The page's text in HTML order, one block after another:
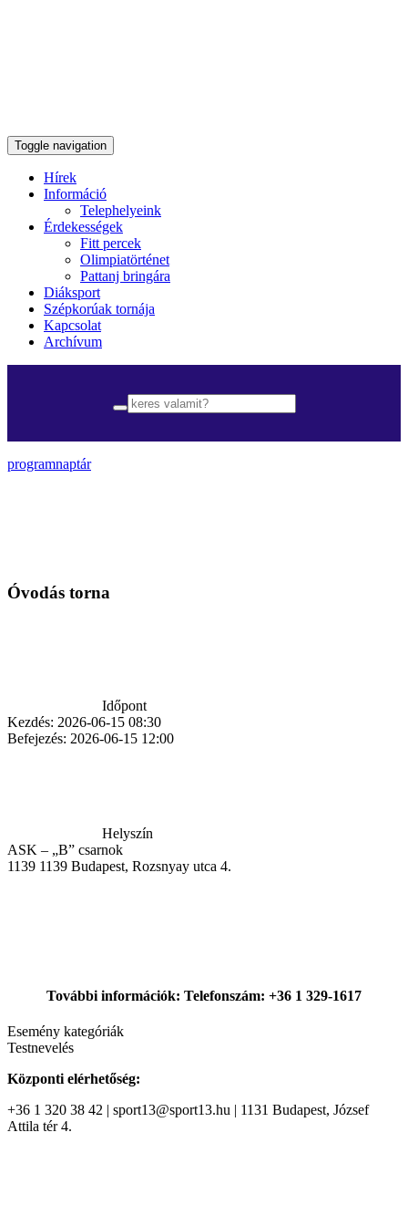
Toggle navigation
Hírek
Információ
Telephelyeink
Érdekességek
Fitt percek
Olimpiatörténet
Pattanj bringára
Diáksport
Szépkorúak tornája
Kapcsolat
Archívum
programnaptár
Óvodás torna
Időpont
Kezdés: 2026-06-15 08:30
Befejezés: 2026-06-15 12:00
Helyszín
ASK – „B” csarnok
1139 1139 Budapest, Rozsnyay utca 4.
További információk: Telefonszám: +36 1 329-1617
Esemény kategóriák
Testnevelés
Központi elérhetőség:
+36 1 320 38 42 | sport13@sport13.hu | 1131 Budapest, József
Attila tér 4.